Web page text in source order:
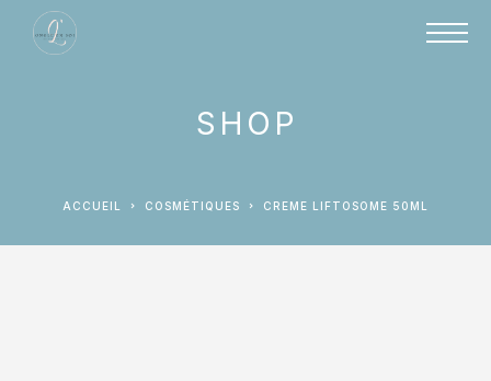
SHOP
ACCUEIL COSMÉTIQUES CREME LIFTOSOME 50ML